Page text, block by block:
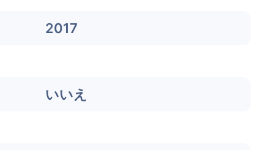
2017
いいえ